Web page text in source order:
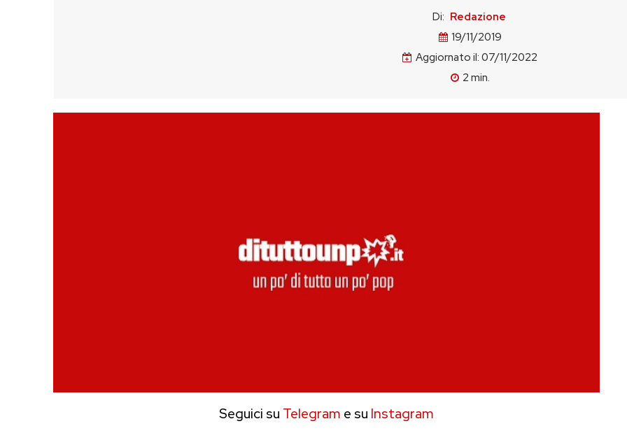
Di: Redazione
19/11/2019
Aggiornato il: 07/11/2022
2 min.
Seguici su Telegram e su Instagram